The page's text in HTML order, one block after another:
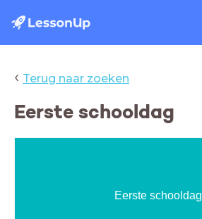
‹ Terug naar zoeken
Eerste schooldag
Eerste schooldag